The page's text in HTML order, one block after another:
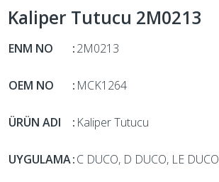
Kaliper Tutucu 2M0213
ENM NO :2M0213
OEM NO : MCK1264
ÜRÜN ADI : Kaliper Tutucu
UYGULAMA:C DUCO, D DUCO, LE DUCO